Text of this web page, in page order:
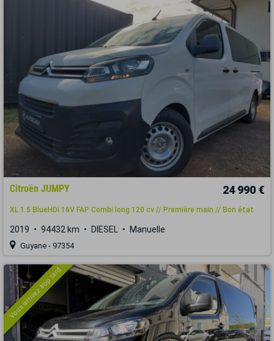
Citroën JUMPY 24 990 €
XL 1.5 BlueHDi 16V FAP Combi long 120 cv // Première main // Bon état
2019 94432 km DIESEL Manuelle
Guyane - 97354
Vous arrivez trop tard